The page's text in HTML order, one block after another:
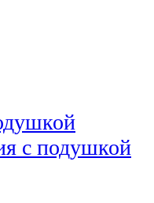
с подушкой